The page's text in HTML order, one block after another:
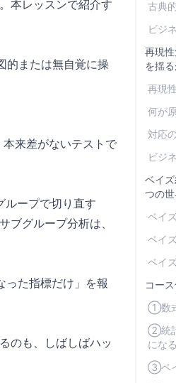
本レッスンで紹介す
的または無自覚に操
来差がないテストで
ループで切り直す
ブグループ分析は、
た指標だけ」を報
のも、しばしばハッ
古典
ビジ
再現
を揺
再現
何が
対応
ビジ
ベイ
つの世
ベイ
ベイ
ベイ
コー
①数
②統
になる
③ベ